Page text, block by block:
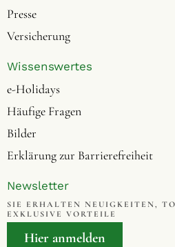
Presse
Versicherung
Wissenswertes
e-Holidays
Häufige Fragen
Bilder
Erklärung zur Barrierefreiheit
Newsletter
SIE ERHALTEN NEUIGKEITEN,
EXKLUSIVE VORTEILE
Hier anmelden